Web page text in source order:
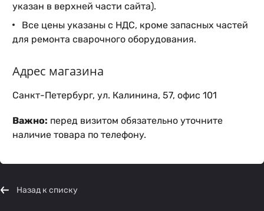
указан в верхней части сайта).
Все цены указаны с НДС, кроме запасных частей
для ремонта сварочного оборудования.
Адрес магазина
Санкт-Петербург, ул. Калинина, 57, офис 101
Важно: перед визитом обязательно уточните
наличие товара по телефону.
Назад к списку